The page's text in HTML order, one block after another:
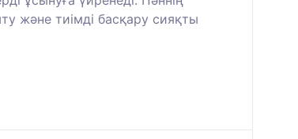
және тиімді басқару сияқты